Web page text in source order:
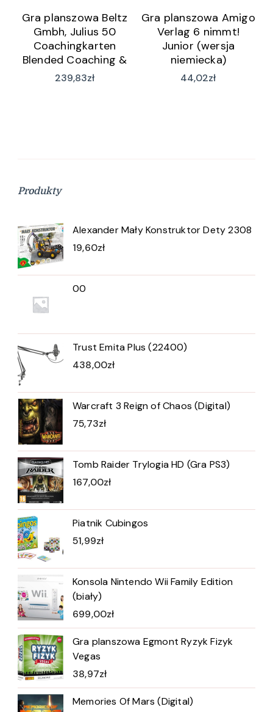
Gra planszowa Beltz
Gmbh, Julius 50
Coachingkarten
Blended Coaching &
Counseling (wersja
239,83zł
Gra planszowa Amigo
Verlag 6 nimmt!
Junior (wersja
niemiecka)
44,02zł
Produkty
Alexander Mały Konstruktor Dety 2308
19,60zł
00
Trust Emita Plus (22400)
438,00zł
Warcraft 3 Reign of Chaos (Digital)
75,73zł
Tomb Raider Trylogia HD (Gra PS3)
167,00zł
Piatnik Cubingos
51,99zł
Konsola Nintendo Wii Family Edition
(biały)
699,00zł
Gra planszowa Egmont Ryzyk Fizyk
Vegas
38,97zł
Memories Of Mars (Digital)